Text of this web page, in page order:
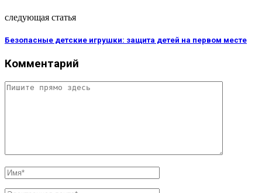
следующая статья
Безопасные детские игрушки: защита детей на первом месте
Комментарий